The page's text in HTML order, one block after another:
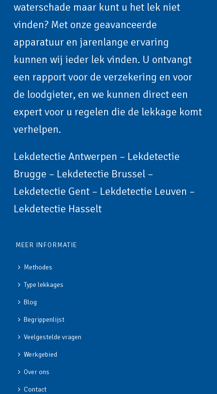
waterschade maar kunt u het lek niet
vinden? Met onze geavanceerde
apparatuur en jarenlange ervaring
kunnen wij ieder lek vinden. U ontvangt
een rapport voor de verzekering en voor
de loodgieter, en we kunnen direct een
expert voor u regelen die de lekkage komt
verhelpen.
Lekdetectie Antwerpen – Lekdetectie
Brugge – Lekdetectie Brussel –
Lekdetectie Gent – Lekdetectie Leuven –
Lekdetectie Hasselt
MEER INFORMATIE
Methodes
Type lekkages
Blog
Begrippenlijst
Veelgestelde vragen
Werkgebied
Over ons
Contact